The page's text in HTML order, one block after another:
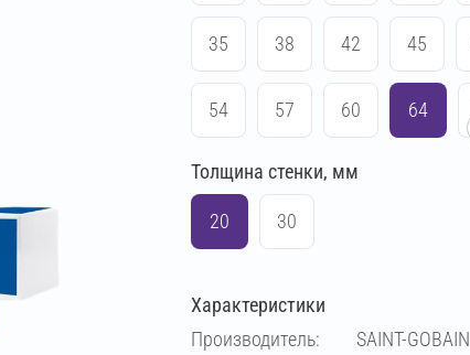
35 38 42 45
54 57 60 64
76 83 89
114
159 169
Толщина стенки, мм
20 30
Характеристики
Производитель:
SAINT-GOBAIN